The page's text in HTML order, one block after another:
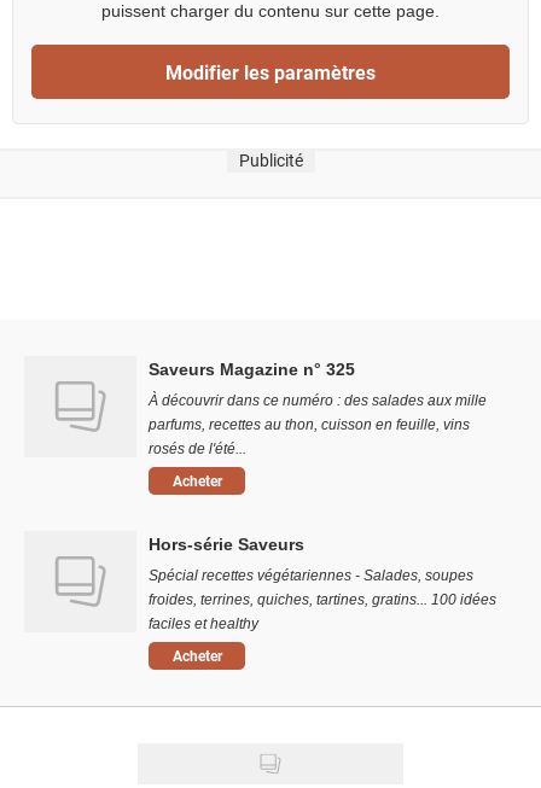
puissent charger du contenu sur cette page.
Modifier les paramètres
Publicité
Saveurs Magazine n° 325
À découvrir dans ce numéro : des salades aux mille
parfums, recettes au thon, cuisson en feuille, vins
rosés de l'été...
Acheter
Hors-série Saveurs
Spécial recettes végétariennes - Salades, soupes
froides, terrines, quiches, tartines, gratins... 100 idées
faciles et healthy
Acheter